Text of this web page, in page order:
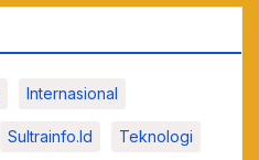
Internasional
Sultrainfo.id Teknologi